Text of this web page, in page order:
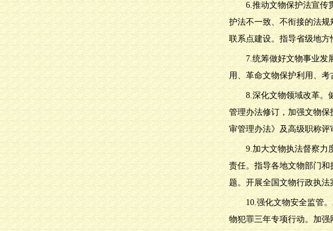
6.推动文物保护法宣传
护法不一致、不衔接的法
联系点建设。指导省级地
7.统筹做好文物事业发
用、革命文物保护利用、考
8.深化文物领域改革。
管理办法修订，加强文物
审管理办法》及高级职称评
9.加大文物执法督察力
责任。指导各地文物部门
题。开展全国文物行政执法
10.强化文物安全监管
物犯罪三年专项行动。加